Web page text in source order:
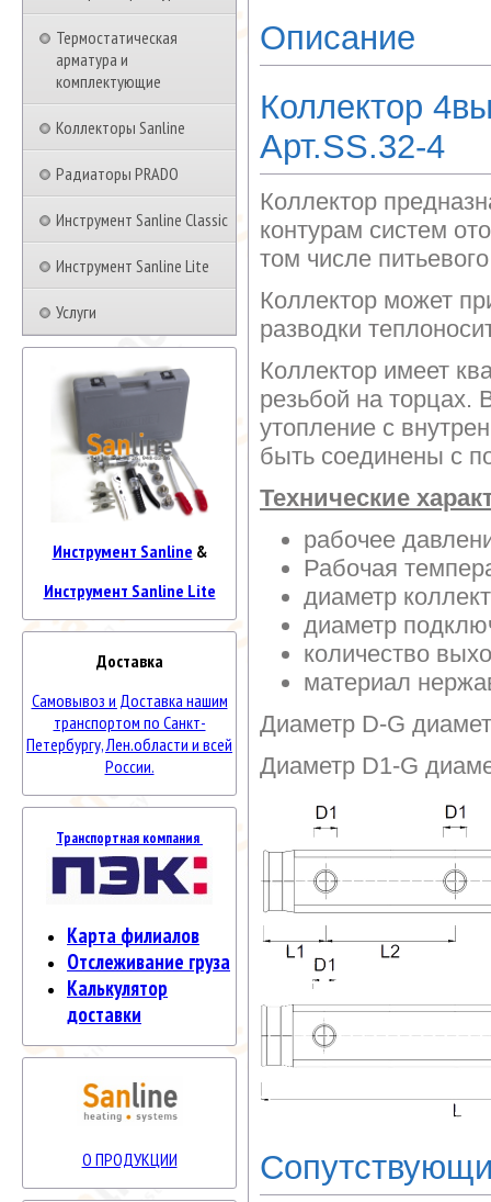
Термостатическая
арматура и
комплектующие
Коллекторы Sanline
Радиаторы PRADO
Инструмент Sanline Classic
Инструмент Sanline Lite
Услуги
Инструмент Sanline &
Инструмент Sanline Lite
Доставка
Самовывоз и Доставка нашим
транспортом по Санкт-
Петербургу, Лен.области и всей
России.
Транспортная компания
Карта филиалов
Отслеживание груза
Калькулятор
доставки
О ПРОДУКЦИИ
Описание
Коллектор
Арт.SS.32-4
Коллектор
контурам систем
том числе
Коллектор может
разводки
Коллектор имеет
резьбой на
утопление с
быть соединены с
Технические
рабочее
Рабочая
диаметр
диаметр
количество
материал
Диаметр D-G
Диаметр D1-G